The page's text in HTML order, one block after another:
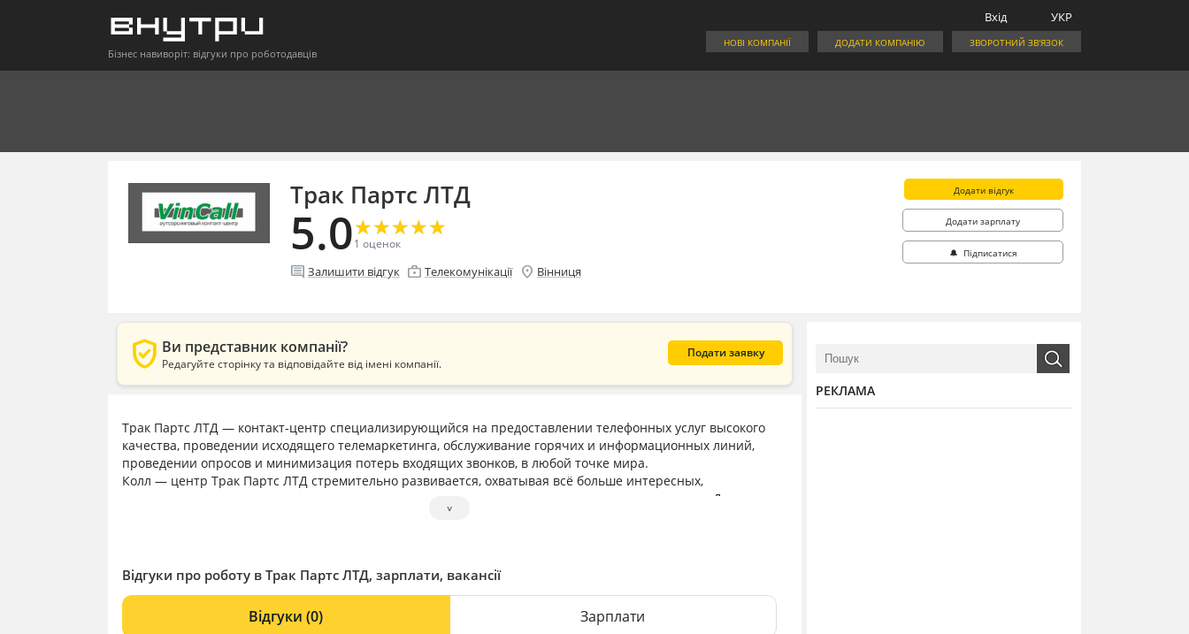
Бізнес навиворіт: відгуки про роботодавців
УКР
Вхід
ЗВОРОТНИЙ ЗВ'ЯЗОК
ДОДАТИ КОМПАНІЮ
НОВІ КОМПАНІЇ
Tрак Партс ЛТД
5.0★
★★
★★
★★
★★
★
1 оценок
comment Залишити відгук enterprise Телекомунікації location_on Вінниця
Додати відгук
Додати зарплату
🔔 Підписатися
verified_user Ви представник компанії?
Редагуйте сторінку та відповідайте від імені компанії.
Подати заявку
Tрак Партс ЛТД — контакт-центр специализирующийся на предоставлении телефонных услуг высокого
качества, проведении исходящего телемаркетинга, обслуживание горячих и информационных линий,
проведении опросов и минимизация потерь входящих звонков, в любой точке мира.
Колл — центр Трак Партс ЛТД стремительно развивается, охватывая всё больше интересных,
международных проектов, с каждым днем у нас появляются новые и перспективные вакансии. Для
поддержки и работы проектов, нам нужны приятные голоса и светлые головы.
˅
Відгуки про роботу в Tрак Партс ЛТД, зарплати, вакансії
Відгуки(0) Зарплати
РЕКЛАМА